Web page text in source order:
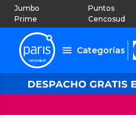
Jumbo
Prime
Puntos
Cencosud
Categorías